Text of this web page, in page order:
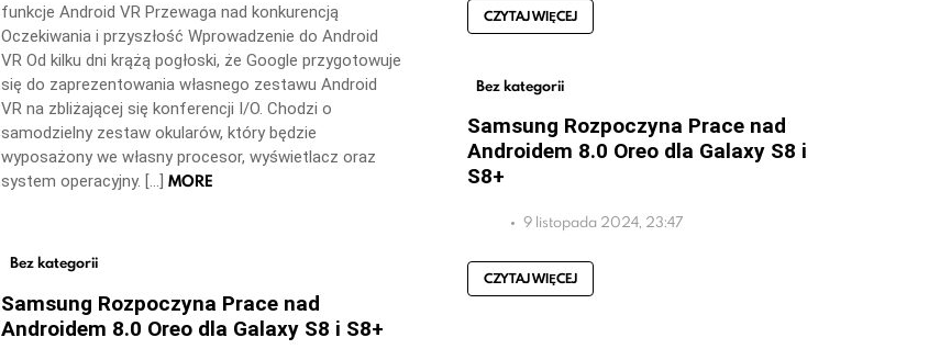
funkcje Android VR Przewaga nad konkurencją
Oczekiwania i przyszłość Wprowadzenie do Android
VR Od kilku dni krążą pogłoski, że Google przygotowuje
się do zaprezentowania własnego zestawu Android
VR na zbliżającej się konferencji I/O. Chodzi o
samodzielny zestaw okularów, który będzie
wyposażony we własny procesor, wyświetlacz oraz
system operacyjny. […] MORE
Bez kategorii
Samsung Rozpoczyna Prace nad
Androidem 8.0 Oreo dla Galaxy S8 i S8+
CZYTAJ WIĘCEJ
Bez kategorii
Samsung Rozpoczyna Prace nad
Androidem 8.0 Oreo dla Galaxy S8 i
S8+
9 listopada 2024, 23:47
CZYTAJ WIĘCEJ